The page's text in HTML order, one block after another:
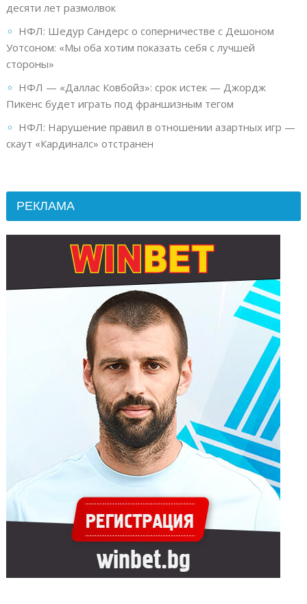
десяти лет размолвок
НФЛ: Шедур Сандерс о соперничестве с Дешоном
Уотсоном: «Мы оба хотим показать себя с лучшей
стороны»
НФЛ — «Даллас Ковбойз»: срок истек — Джордж
Пикенс будет играть под франшизным тегом
НФЛ: Нарушение правил в отношении азартных игр —
скаут «Кардиналс» отстранен
РЕКЛАМА